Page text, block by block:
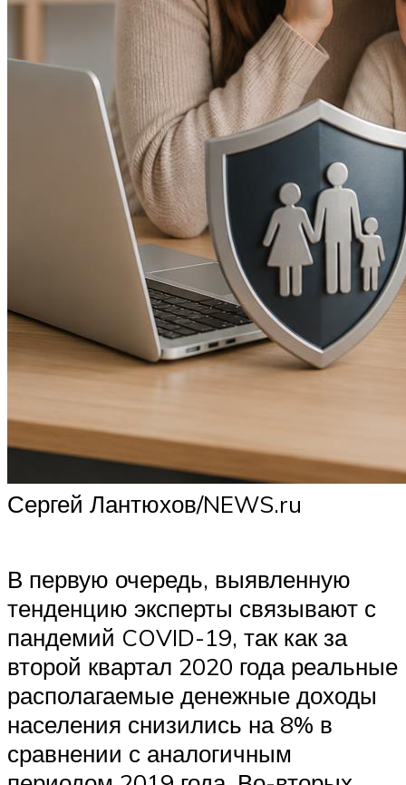
Сергей Лантюхов/NEWS.ru
В первую очередь, выявленную
тенденцию эксперты связывают с
пандемий COVID-19, так как за
второй квартал 2020 года реальные
располагаемые денежные доходы
населения снизились на 8% в
сравнении с аналогичным